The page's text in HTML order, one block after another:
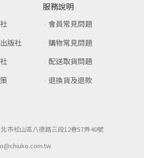
版社
服務說明
會員常見問題
購物常見問題
配送取貨問題
退換貨及退款
市松山區八德路三段12巷57弄40號